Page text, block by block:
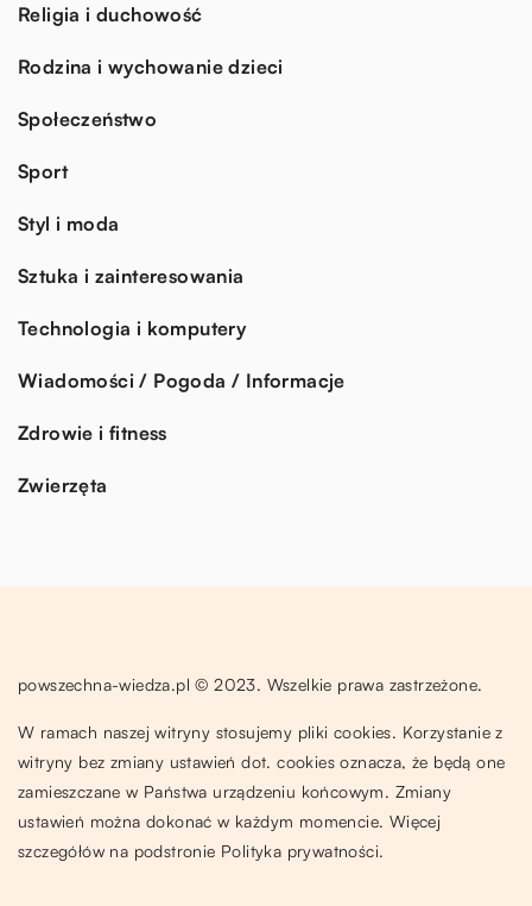
Religia i duchowość
Rodzina i wychowanie dzieci
Społeczeństwo
Sport
Styl i moda
Sztuka i zainteresowania
Technologia i komputery
Wiadomości / Pogoda / Informacje
Zdrowie i fitness
Zwierzęta
powszechna-wiedza.pl © 2023. Wszelkie prawa zastrzeżone.
W ramach naszej witryny stosujemy pliki cookies. Korzystanie z
witryny bez zmiany ustawień dot. cookies oznacza, że będą one
zamieszczane w Państwa urządzeniu końcowym. Zmiany
ustawień można dokonać w każdym momencie. Więcej
szczegółów na podstronie Polityka prywatności.